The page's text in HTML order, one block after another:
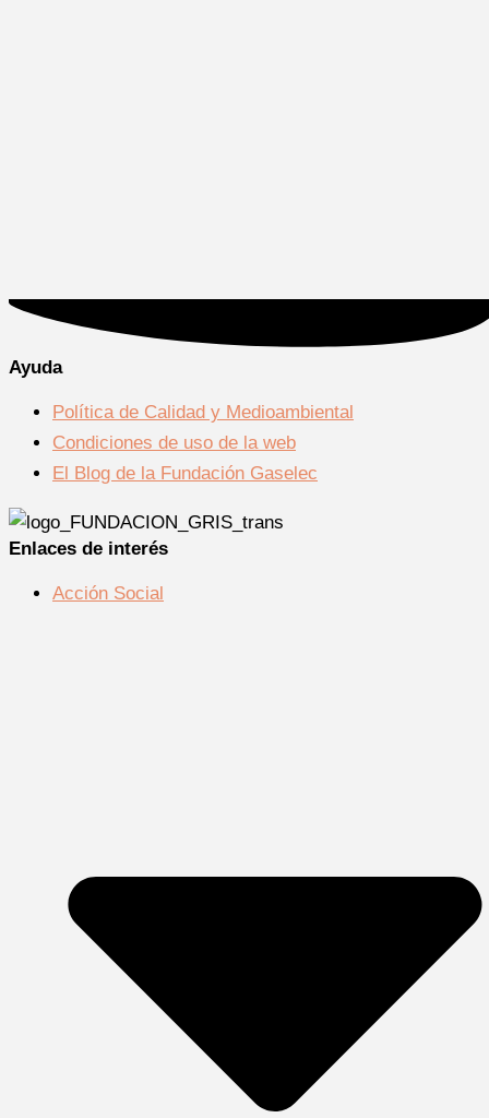
Ayuda
Política de Calidad y Medioambiental
Condiciones de uso de la web
El Blog de la Fundación Gaselec
Enlaces de interés
Acción Social